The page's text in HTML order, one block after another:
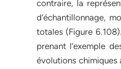
contraire, la
d’échantillonnage,
totales (Figure
prenant l’exemple
évolutions chimiques